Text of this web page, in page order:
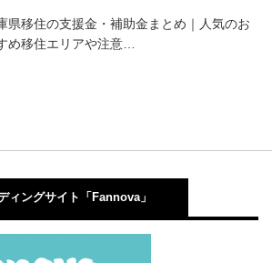
県移住の支援金・補助金まとめ｜人気のお
め移住エリアや注意…
ィングサイト「Fannova」